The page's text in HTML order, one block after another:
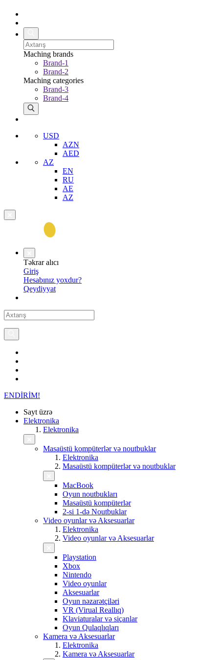
Maching brands
Brand-1
Brand-2
Maching categories
Brand-3
Brand-4
USD
AZN
AED
AZ
EN
RU
AE
AZ
Təkrar alıcı
Giriş
Hesabınız yoxdur?
Qeydiyyat
ENDİRİM!
Sayt üzrə
Elektronika
Elektronika
Masaüstü kompüterlər və noutbuklar
Elektronika
Masaüstü kompüterlər və noutbuklar
MacBook
Oyun noutbukları
Masaüstü kompüterlər
2-si 1-də Noutbuklar
Video oyunlar və Aksesuarlar
Elektronika
Video oyunlar və Aksesuarlar
Playstation
Xbox
Nintendo
Video oyunlar
Aksesuarlar
Oyun nəzarətçiləri
VR (Virual Reallıq)
Klaviaturalar və siçanlar
Oyun Qulaqlıqları
Kamera və Aksesuarlar
Elektronika
Kamera və Aksesuarlar